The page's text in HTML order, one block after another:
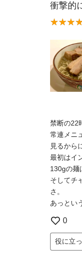
衝撃的
禁断の22
常連メニ
見るから
最初はイ
130gの麺
そしてチ
さ。
あっとい
0
役に立